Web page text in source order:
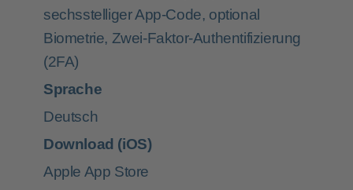
sechsstelliger App-Code, optional
Biometrie, Zwei-Faktor-Authentifizierung
(2FA)
Sprache
Deutsch
Download (iOS)
Apple App Store